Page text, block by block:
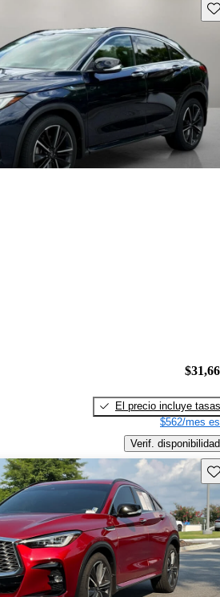
El precio incluye tasas
$562/mes
Verif. disponibilidad